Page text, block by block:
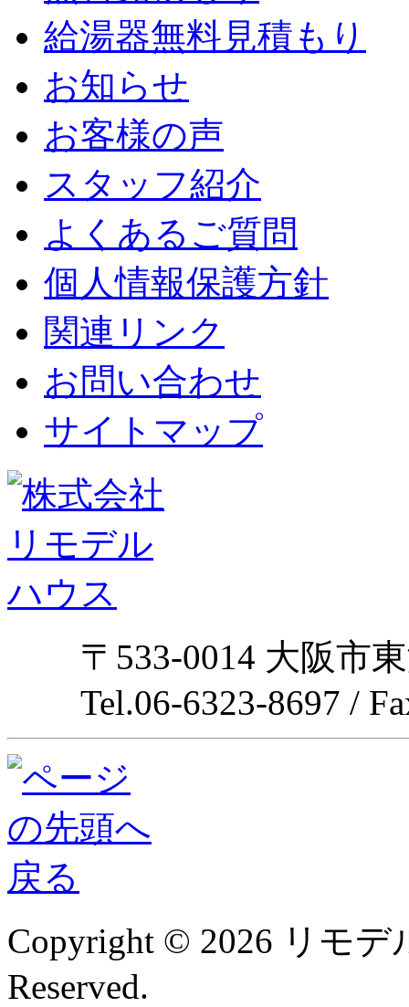
給湯器無料見積もり
お知らせ
お客様の声
スタッフ紹介
よくあるご質問
個人情報保護方針
関連リンク
お問い合わせ
サイトマップ
〒533-0014 大阪市
Tel.06-6323-8697 /
Copyright © 2026 リモデ
Reserved.